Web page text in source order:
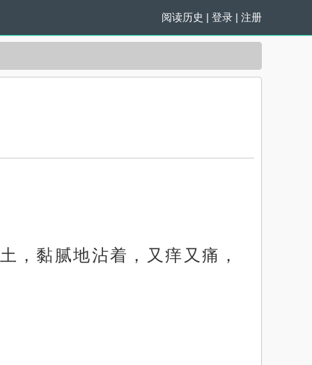
阅读历史 | 登录 | 注册
，黏腻地沾着，又痒又痛，